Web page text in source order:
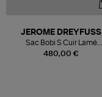
480,00 €
JEROME DREYFUSS
Sac Bobi S Cuir Lamé
Champagne